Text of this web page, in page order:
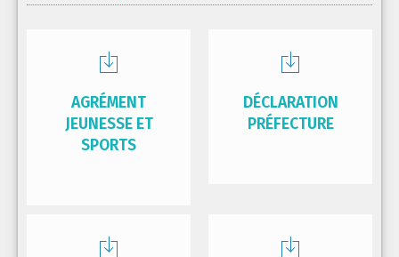
AGRÉMENT
JEUNESSE ET
SPORTS
DÉCLARATION
PRÉFECTURE